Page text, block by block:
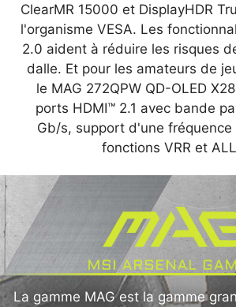
ClearMR 15000 et DisplayHDR
l'organisme VESA. Les
2.0 aident à réduire les risques
dalle. Et pour les amateurs de
le MAG 272QPW QD-OLED
ports HDMI™ 2.1 avec bande
Gb/s, support d'une fréquence
fonctions VRR et
La gamme MAG est la gamme